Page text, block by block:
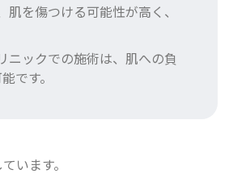
を傷つける可能性が高く、
ニックでの施術は、肌への負
です。
います。